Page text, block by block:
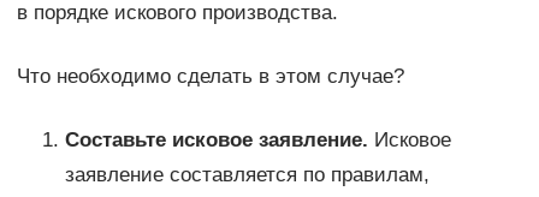
в порядке искового производства.
Что необходимо сделать в этом случае?
Составьте исковое заявление. Исковое
заявление составляется по правилам,